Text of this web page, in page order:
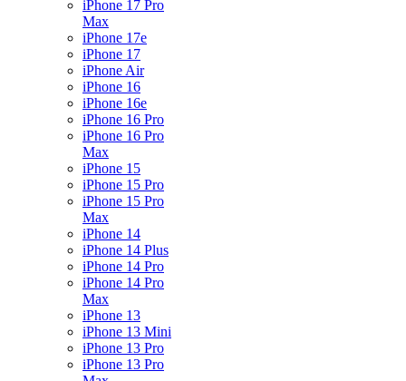
iPhone 17 Pro
Max
iPhone 17e
iPhone 17
iPhone Air
iPhone 16
iPhone 16e
iPhone 16 Pro
iPhone 16 Pro
Max
iPhone 15
iPhone 15 Pro
iPhone 15 Pro
Max
iPhone 14
iPhone 14 Plus
iPhone 14 Pro
iPhone 14 Pro
Max
iPhone 13
iPhone 13 Mini
iPhone 13 Pro
iPhone 13 Pro